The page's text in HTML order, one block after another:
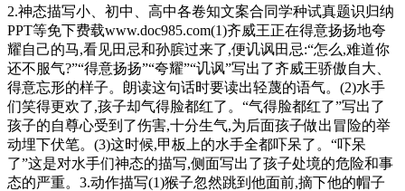
2.神态描写小、初中、高中各卷知文案合同学种试真题识归纳
PPT等免下费载www.doc985.com(1)齐威王正在得意扬扬地夸
耀自己的马,看见田忌和孙膑过来了,便讥讽田忌:“怎么,难道你
还不服气?”“得意扬扬”“夸耀”“讥讽”写出了齐威王骄傲自大、
得意忘形的样子。朗读这句话时要读出轻蔑的语气。(2)水手
们笑得更欢了,孩子却气得脸都红了。“气得脸都红了”写出了
孩子的自尊心受到了伤害,十分生气,为后面孩子做出冒险的举
动埋下伏笔。(3)这时候,甲板上的水手全都吓呆了。“吓呆
了”这是对水手们神态的描写,侧面写出了孩子处境的危险和事
态的严重。3.动作描写(1)猴子忽然跳到他面前,摘下他的帽子